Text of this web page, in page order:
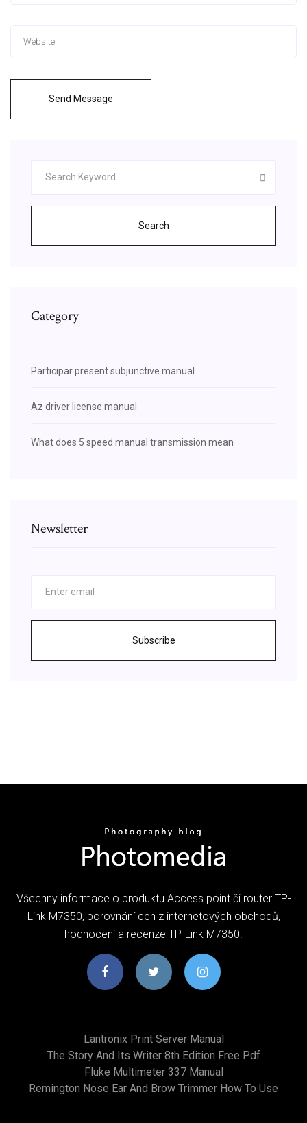
Send Message
Search
Category
Participar present subjunctive manual
Az driver license manual
What does 5 speed manual transmission mean
Newsletter
Subscribe
Všechny informace o produktu Access point či router TP-
Link M7350, porovnání cen z internetových obchodů,
hodnocení a recenze TP-Link M7350.
Lantronix Print Server Manual
The Story And Its Writer 8th Edition Free Pdf
Fluke Multimeter 337 Manual
Remington Nose Ear And Brow Trimmer How To Use